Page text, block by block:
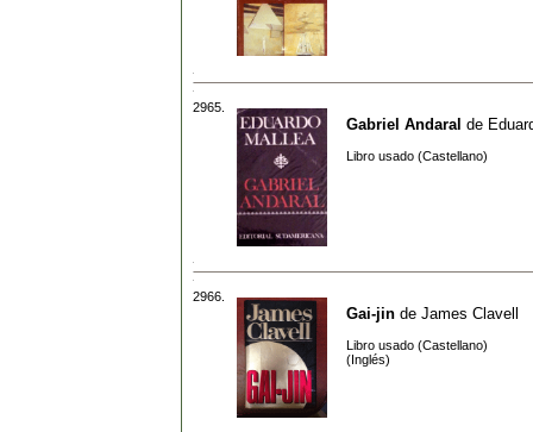
2965.
Gabriel Andaral de
Libro usado (Castellano)
2966.
Gai-jin de James Clavell
Libro usado (Castellano)
(Inglés)